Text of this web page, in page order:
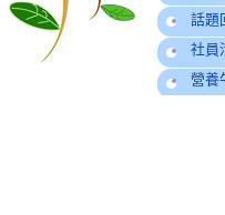
話題
社員
營養